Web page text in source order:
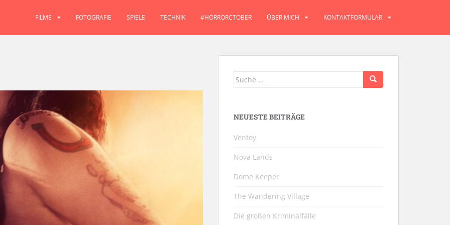
FILME FOTOGRAFIE SPIELE TECHNIK #HORRORCTOBER ÜBER MICH KONTAKTFORMULAR
Suche
NEUESTE BEITRÄGE
Ventoy
Nova Lands
Dome Keeper
The Wandering Village
Die großen Kriminalfälle